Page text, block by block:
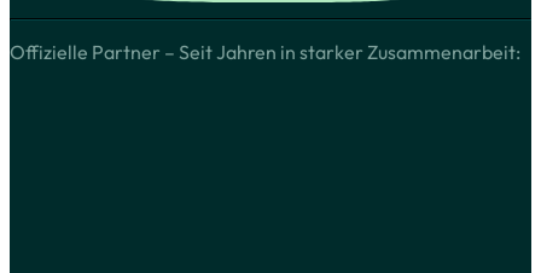
Offizielle Partner – Seit Jahren in starker Zusammenarbeit: